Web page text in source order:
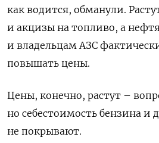
как водится, обманули.
и акцизы на топливо, а
и владельцам АЗС
повышать цены.
Цены, конечно, растут –
но себестоимость бензина и
не покрывают.